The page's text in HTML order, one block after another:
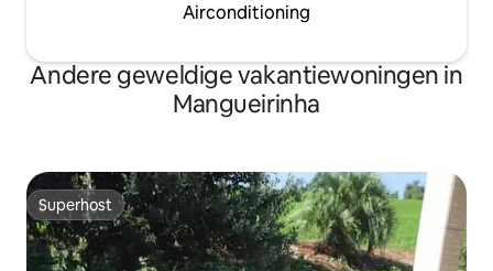
Airconditioning
Andere geweldige vakantiewoningen in
Mangueirinha
Superhost
Superhost